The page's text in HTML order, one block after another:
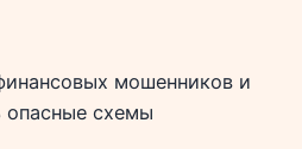
мошенников и
опасные схемы